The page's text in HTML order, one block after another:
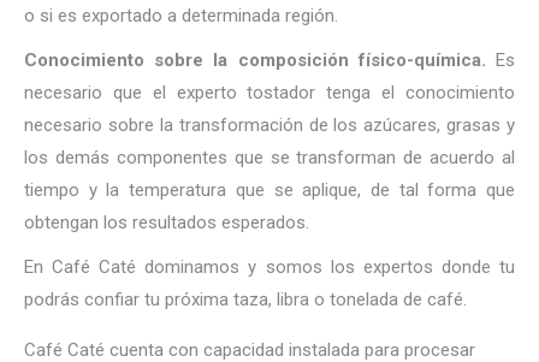
o si es exportado a determinada región.
Conocimiento sobre la composición físico-química. Es
necesario que el experto tostador tenga el conocimiento
necesario sobre la transformación de los azúcares, grasas y
los demás componentes que se transforman de acuerdo al
tiempo y la temperatura que se aplique, de tal forma que
obtengan los resultados esperados.
En Café Caté dominamos y somos los expertos donde tu
podrás confiar tu próxima taza, libra o tonelada de café.
Café Caté cuenta con capacidad instalada para procesar